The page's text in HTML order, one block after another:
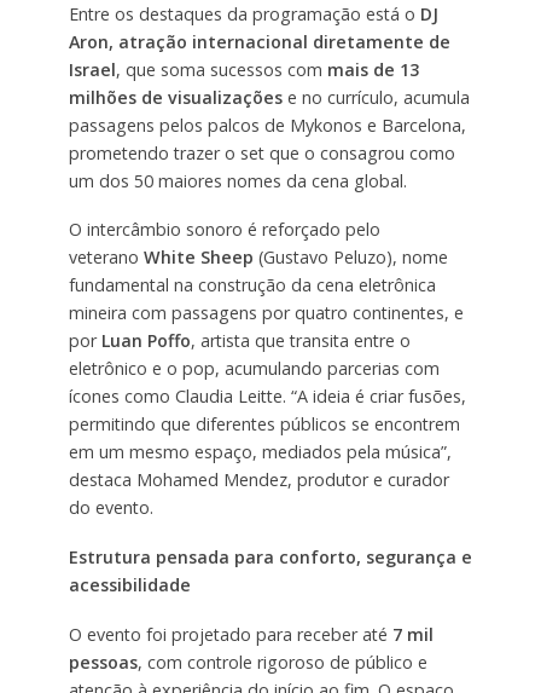
Entre os destaques da programação está o DJ
Aron, atração internacional diretamente de
Israel, que soma sucessos com mais de 13
milhões de visualizaçõese no currículo, acumula
passagens pelos palcos de Mykonos e Barcelona,
prometendo trazer o set que o consagrou como
um dos 50 maiores nomes da cena global.
O intercâmbio sonoro é reforçado pelo
veterano White Sheep (Gustavo Peluzo), nome
fundamental na construção da cena eletrônica
mineira com passagens por quatro continentes, e
por Luan Poffo, artista que transita entre o
eletrônico e o pop, acumulando parcerias com
ícones como Claudia Leitte. “A ideia é criar fusões,
permitindo que diferentes públicos se encontrem
em um mesmo espaço, mediados pela música”,
destaca Mohamed Mendez, produtor e curador
do evento.
Estrutura pensada para conforto, segurança e
acessibilidade
O evento foi projetado para receber até 7 mil
pessoas, com controle rigoroso de público e